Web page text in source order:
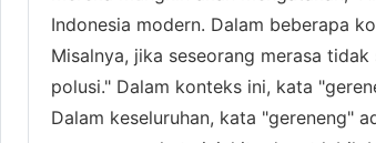
Indonesia modern. Dalam beberapa
Misalnya, jika seseorang merasa
polusi." Dalam konteks ini, kata
Dalam keseluruhan, kata "gereneng"